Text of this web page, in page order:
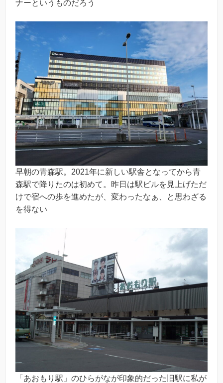
ナーというものだろう
早朝の青森駅。2021年に新しい駅舎となってから青
森駅で降りたのは初めて。昨日は駅ビルを見上げただ
けで宿への歩を進めたが、変わったなぁ、と思わざる
を得ない
「あおもり駅」のひらがなが印象的だった旧駅に私が